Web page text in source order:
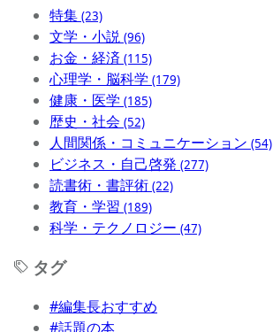
特集 (23)
文学・小説 (96)
お金・経済 (115)
心理学・脳科学 (179)
健康・医学 (185)
歴史・社会 (52)
人間関係・コミュニケーション (54)
ビジネス・自己啓発 (277)
読書術・書評術 (22)
教育・学習 (189)
科学・テクノロジー (47)
タグ
#編集長おすすめ
#話題の本